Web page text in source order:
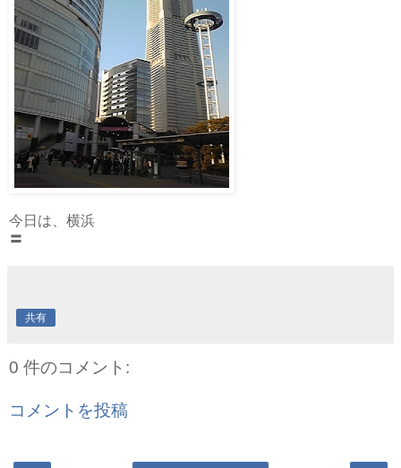
今日は、横浜
〓
共有
0 件のコメント:
コメントを投稿